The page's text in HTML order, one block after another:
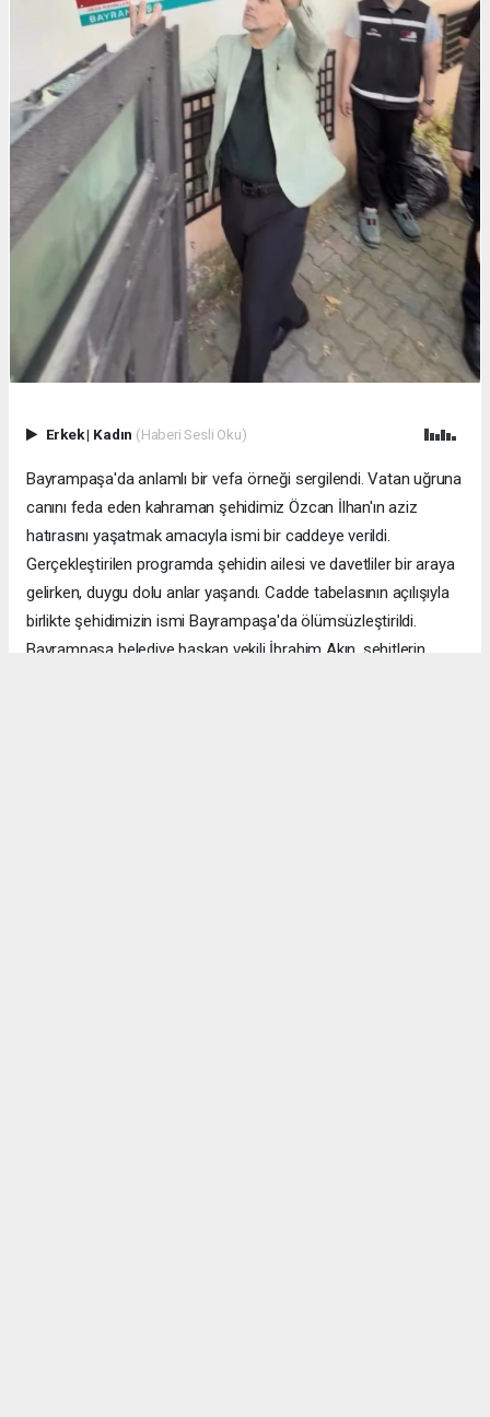
Erkek| Kadın (Haberi Sesli Oku)
Bayrampaşa'da anlamlı bir vefa örneği sergilendi. Vatan uğruna
canını feda eden kahraman şehidimiz Özcan İlhan'ın aziz
hatırasını yaşatmak amacıyla ismi bir caddeye verildi.
Gerçekleştirilen programda şehidin ailesi ve davetliler bir araya
gelirken, duygu dolu anlar yaşandı. Cadde tabelasının açılışıyla
birlikte şehidimizin ismi Bayrampaşa'da ölümsüzleştirildi.
Bayrampaşa belediye başkan vekili İbrahim Akın, şehitlerin